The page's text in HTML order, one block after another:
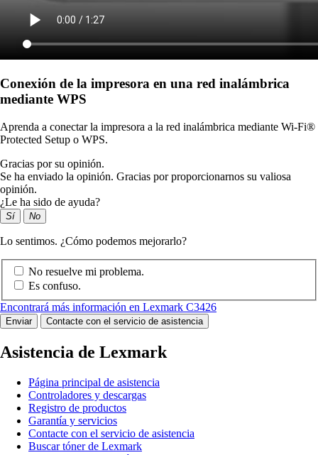
Conexión de la impresora en una red inalámbrica
mediante WPS
Aprenda a conectar la impresora a la red inalámbrica mediante Wi-Fi®
Protected Setup o WPS.
Gracias por su opinión.
Se ha enviado la opinión. Gracias por proporcionarnos su valiosa
opinión.
¿Le ha sido de ayuda?
Sí No
Lo sentimos. ¿Cómo podemos mejorarlo?
No resuelve mi problema.
Es confuso.
Encontrará más información en Lexmark C3426
Enviar Contacte con el servicio de asistencia
Asistencia de Lexmark
Página principal de asistencia
Controladores y descargas
Registro de productos
Garantía y servicios
Contacte con el servicio de asistencia
Buscar tóner de Lexmark